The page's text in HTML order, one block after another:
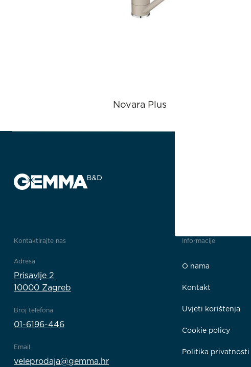
Novara Plus
Kontaktirajte nas
Adresa
Prisavlje 2
10000 Zagreb
Broj telefona
01-6196-446
Email
veleprodaja@gemma.hr
Informacije
O nama
Kontakt
Uvjeti korištenja
Cookie policy
Politika privatnosti